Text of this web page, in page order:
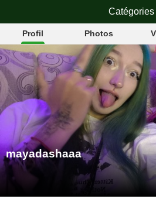
mayadashaaa
Profil Photos
mayadashaaa
Catégories